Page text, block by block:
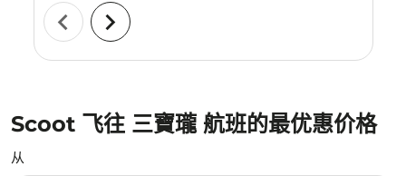
chevron_left chevron_right
Scoot 飞往 三寶瓏 航班的最优惠价格
从